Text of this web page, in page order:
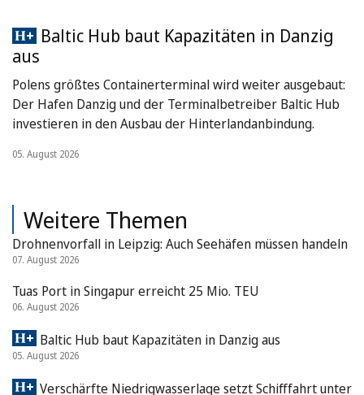
Baltic Hub baut Kapazitäten in Danzig
aus
Polens größtes Containerterminal wird weiter ausgebaut:
Der Hafen Danzig und der Terminalbetreiber Baltic Hub
investieren in den Ausbau der Hinterlandanbindung.
05. August 2026
Weitere Themen
Drohnenvorfall in Leipzig: Auch Seehäfen müssen handeln
07. August 2026
Tuas Port in Singapur erreicht 25 Mio. TEU
06. August 2026
Baltic Hub baut Kapazitäten in Danzig aus
05. August 2026
Verschärfte Niedrigwasserlage setzt Schifffahrt unter